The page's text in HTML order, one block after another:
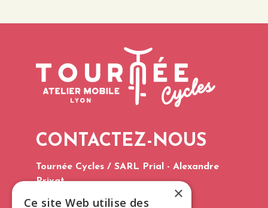
CONTACTEZ-NOUS
Tournée Cycles / SARL Prial - Alexandre
Privat
×
Ce site Web utilise des